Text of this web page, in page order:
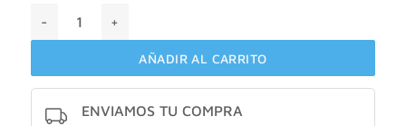
de un
cliente
AÑADIR AL CARRITO
ENVIAMOS TU COMPRA